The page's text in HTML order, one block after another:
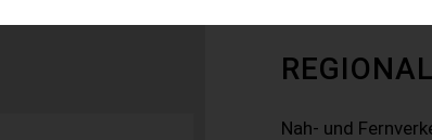
Nah- und